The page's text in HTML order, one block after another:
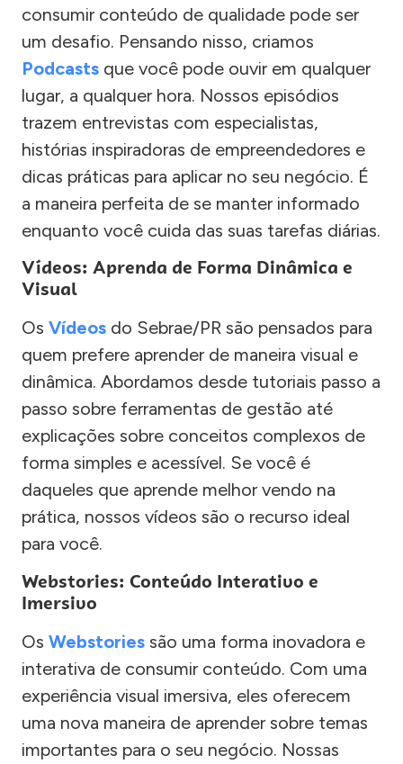
consumir conteúdo de qualidade pode ser
um desafio. Pensando nisso, criamos
Podcasts que você pode ouvir em qualquer
lugar, a qualquer hora. Nossos episódios
trazem entrevistas com especialistas,
histórias inspiradoras de empreendedores e
dicas práticas para aplicar no seu negócio. É
a maneira perfeita de se manter informado
enquanto você cuida das suas tarefas diárias.
Vídeos: Aprenda de Forma Dinâmica e
Visual
Os Vídeos do Sebrae/PR são pensados para
quem prefere aprender de maneira visual e
dinâmica. Abordamos desde tutoriais passo a
passo sobre ferramentas de gestão até
explicações sobre conceitos complexos de
forma simples e acessível. Se você é
daqueles que aprende melhor vendo na
prática, nossos vídeos são o recurso ideal
para você.
Webstories: Conteúdo Interativo e
Imersivo
Os Webstories são uma forma inovadora e
interativa de consumir conteúdo. Com uma
experiência visual imersiva, eles oferecem
uma nova maneira de aprender sobre temas
importantes para o seu negócio. Nossas